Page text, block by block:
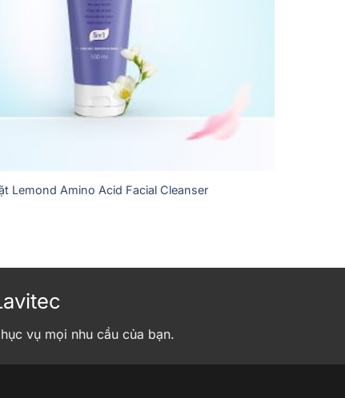
Lemond Amino Acid Facial Cleanser
vụ mọi nhu cầu của bạn.